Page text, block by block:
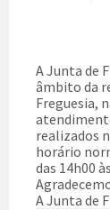
A Junta de
âmbito da
Freguesia,
realizados
horário
das 14h00
A Junta de